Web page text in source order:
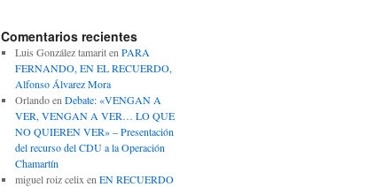
Comentarios recientes
Luis González tamariten PARA
FERNANDO, EN EL RECUERDO,
Alfonso Álvarez Mora
Orlandoen Debate: «VENGAN A
VER, VENGAN A VER… LO QUE
NO QUIEREN VER» – Presentación
del recurso del CDU a la Operación
Chamartín
miguel roiz celix en EN RECUERDO